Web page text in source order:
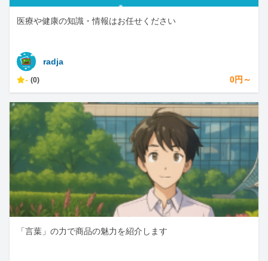
医療や健康の知識・情報はお任せください
radja
- (0) 0円～
「言葉」の力で商品の魅力を紹介します